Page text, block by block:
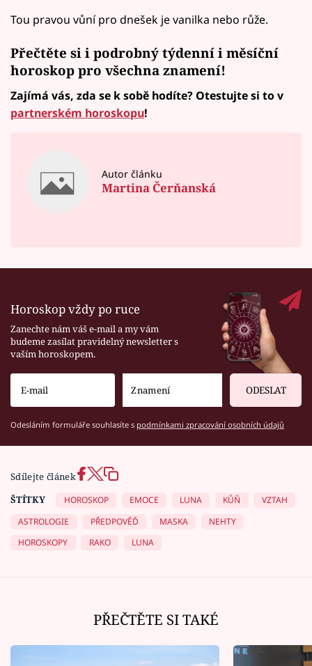
Tou pravou vůní pro dnešek je vanilka nebo růže.
Přečtěte si i podrobný týdenní i měsíční
horoskop pro všechna znamení!
Zajímá vás, zda se k sobě hodíte? Otestujte si to v
partnerském horoskopu!
Autor článku
Martina Čerňanská
Horoskop vždy po ruce
Zanechte nám váš e-mail a my vám
budeme zasílat pravidelný newsletter s
vaším horoskopem.
ODESLAT
Odesláním formuláře souhlasíte s podmínkami zpracování osobních údajů
Sdílejte článek
ŠTÍTKY
HOROSKOP EMOCE LUNA KŮŇ
VZTAH
ASTROLOGIE
PŘEDPOVĚĎ MASKA
NEHTY
HOROSKOPY
RAKO LUNA
PŘEČTĚTE SI TAKÉ